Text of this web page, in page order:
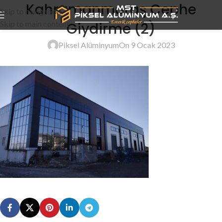
Skip to navigation
Skip to main content
Kahramanmaraş Cephe
Giydirme (2)
Piksel AlüminyumOn 9 Ocak 2023